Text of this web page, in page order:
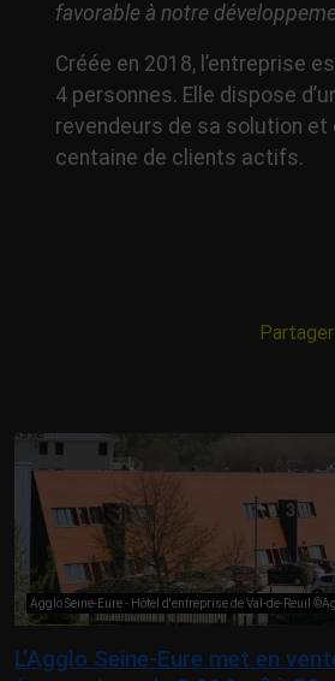
favorable à notre
Créée en 2018, l’entreprise
4 personnes. Elle dispose
revendeurs de sa solution et
centaine de clients actifs.
Agglo Seine-Eure - Hôtel d'entreprise de Val-de-Reuil
L’Agglo Seine-Eure met en